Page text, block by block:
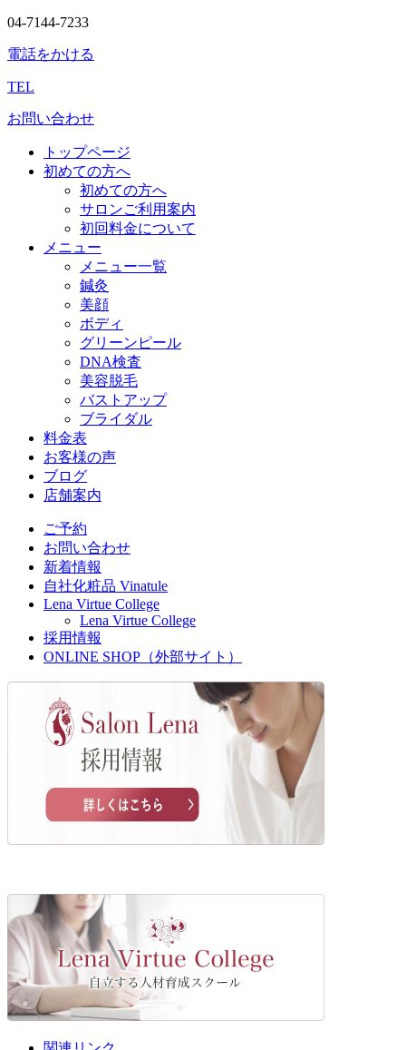
04-7144-7233
電話をかける
TEL
お問い合わせ
トップページ
初めての方へ
初めての方へ
サロンご利用案内
初回料金について
メニュー
メニュー一覧
鍼灸
美顔
ボディ
グリーンピール
DNA検査
美容脱毛
バストアップ
ブライダル
料金表
お客様の声
ブログ
店舗案内
ご予約
お問い合わせ
新着情報
自社化粧品 Vinatule
Lena Virtue College
Lena Virtue College
採用情報
ONLINE SHOP（外部サイト）